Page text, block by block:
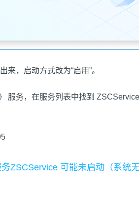
，启动方式改为“启用”。
服务，在服务列表中找到
ZSCService 可能未启动（系统